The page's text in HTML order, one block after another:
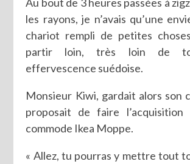
les rayons, je n’avais qu’une
chariot rempli de petites
partir loin, très loin de
effervescence suédoise.
Monsieur Kiwi, gardait alors son
proposait de faire l’acquisition
commode Ikea Moppe.
« Allez, tu pourras y mettre tout